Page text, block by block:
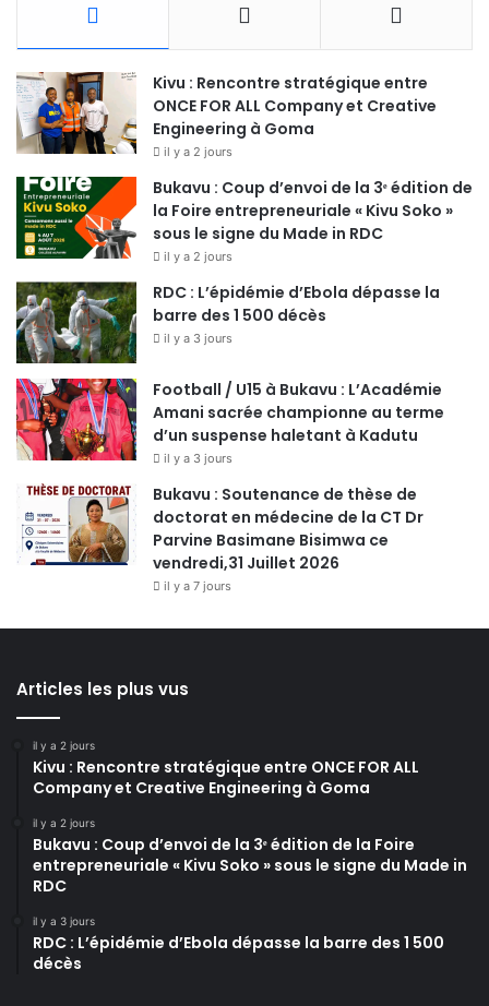
Kivu : Rencontre stratégique entre
ONCE FOR ALL Company et Creative
Engineering à Goma
il y a 2 jours
Bukavu : Coup d’envoi de la 3ᵉ édition de
la Foire entrepreneuriale « Kivu Soko »
sous le signe du Made in RDC
il y a 2 jours
RDC : L’épidémie d’Ebola dépasse la
barre des 1 500 décès
il y a 3 jours
Football / U15 à Bukavu : L’Académie
Amani sacrée championne au terme
d’un suspense haletant à Kadutu
il y a 3 jours
Bukavu : Soutenance de thèse de
doctorat en médecine de la CT Dr
Parvine Basimane Bisimwa ce
vendredi,31 Juillet 2026
il y a 7 jours
Articles les plus vus
il y a 2 jours
Kivu : Rencontre stratégique entre ONCE FOR ALL
Company et Creative Engineering à Goma
il y a 2 jours
Bukavu : Coup d’envoi de la 3ᵉ édition de la Foire
entrepreneuriale « Kivu Soko » sous le signe du Made in
RDC
il y a 3 jours
RDC : L’épidémie d’Ebola dépasse la barre des 1 500
décès